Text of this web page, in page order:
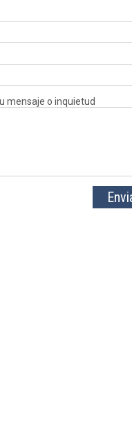
mensaje o inquietud